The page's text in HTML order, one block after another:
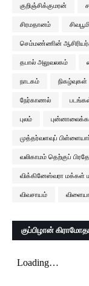
குறிஞ்சிக்குமரன்
சிரமதானம்
செம்மண்ணின்
தபால் அலுவலகம்
நாடகம்
நிகழ்வுகள்
நேர்காணல்
புலம்
முத்தர்வளவுப்
வலிகாமம் தெற்குப்
விக்கினேஸ்வரா மக்கள்
விவசாயம்
குப்பிழான்